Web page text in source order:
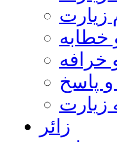
زیارت
خطابه
خرافه
پاسخ
زیارت
زائر